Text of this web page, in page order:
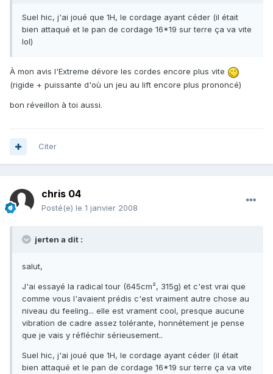
Suel hic, j'ai joué que 1H, le cordage ayant céder (il était
bien attaqué et le pan de cordage 16*19 sur terre ça va vite
lol)
À mon avis l'Extreme dévore les cordes encore plus vite
(rigide + puissante d'où un jeu au lift encore plus prononcé)
bon réveillon à toi aussi.
Citer
chris 04
Posté(e) le 1 janvier 2008
jerten a dit :
salut,
J'ai essayé la radical tour (645cm², 315g) et c'est vrai que
comme vous l'avaient prédis c'est vraiment autre chose au
niveau du feeling... elle est vrament cool, presque aucune
vibration de cadre assez tolérante, honnétement je pense
que je vais y réfléchir sérieusement..
Suel hic, j'ai joué que 1H, le cordage ayant céder (il était
bien attaqué et le pan de cordage 16*19 sur terre ça va vite